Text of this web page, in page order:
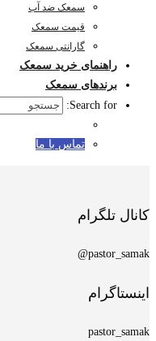
سمعک ضد آب
قیمت سمعک
گارانتی سمعک
راهنمای خرید سمعک
برندهای سمعک
Search for:
تماس با ما
کانال تلگرام
pastor_samak@
اینستاگرام
pastor_samak